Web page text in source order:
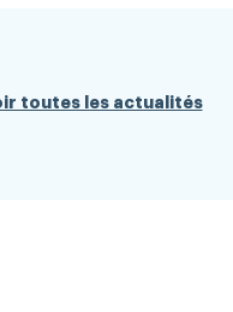
toutes les actualités